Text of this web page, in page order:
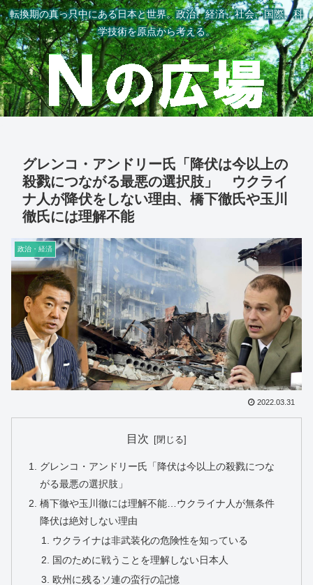
転換期の真っ只中にある日本と世界。政治、経済、社会、国際、科
学技術を原点から考える。
グレンコ・アンドリー氏「降伏は今以上の
殺戮につながる最悪の選択肢」 ウクライ
ナ人が降伏をしない理由、橋下徹氏や玉川
徹氏には理解不能
政治・経済
2022.03.31
目次
グレンコ・アンドリー氏「降伏は今以上の殺戮につな
がる最悪の選択肢」
橋下徹や玉川徹には理解不能…ウクライナ人が無条件
降伏は絶対しない理由
ウクライナは非武装化の危険性を知っている
国のために戦うことを理解しない日本人
欧州に残るソ連の蛮行の記憶